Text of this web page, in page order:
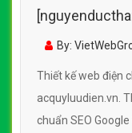
ắc quy, ổn áp
By:
Thiết kế web điện
acquyluudien.vn.
chuẩn SEO